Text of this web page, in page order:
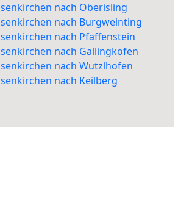
nach Oberisling
nach Burgweinting
nach Pfaffenstein
nach Gallingkofen
nach Wutzlhofen
nach Keilberg